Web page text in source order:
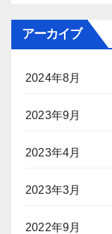
アーカイブ
2024年8月
2023年9月
2023年4月
2023年3月
2022年9月